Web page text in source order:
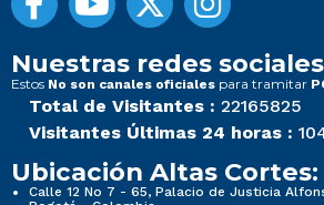
Nuestras redes
Estos No son canales oficiales para tramitar
Total de Visitantes : 22165825
Visitantes Últimas 24 horas :
Ubicación Altas Cortes:
Calle 12 No 7 - 65, Palacio de Justicia